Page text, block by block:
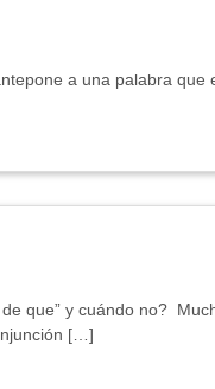
a una palabra que
que” y cuándo no?
[…]